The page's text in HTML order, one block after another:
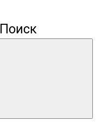
Поиск